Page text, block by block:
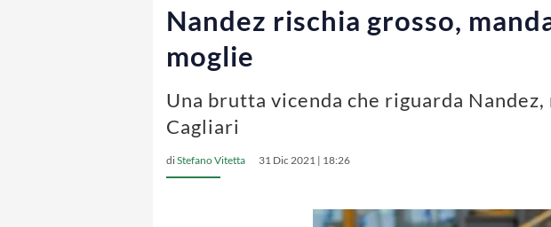
Nandez rischia grosso,
moglie
Una brutta vicenda che riguarda
Cagliari
diStefano Vitetta 31 Dic 2021 | 18:26